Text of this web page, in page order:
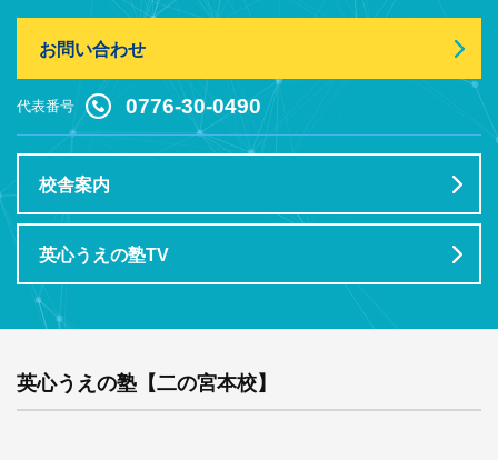
お問い合わせ
代表番号 0776-30-0490
校舎案内
英心うえの塾TV
英心うえの塾【二の宮本校】